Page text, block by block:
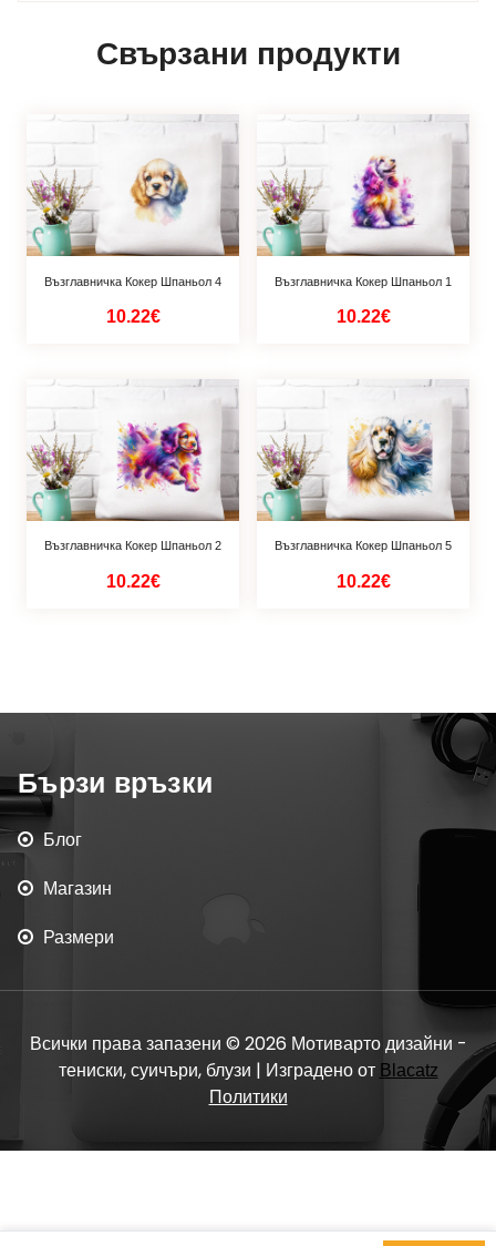
Свързани продукти
Възглавничка Кокер Шпаньол 4
10.22€
Възглавничка Кокер Шпаньол 1
10.22€
Възглавничка Кокер Шпаньол 2
10.22€
Възглавничка Кокер Шпаньол 5
10.22€
Бързи връзки
Блог
Магазин
Размери
Всички права запазени © 2026 Мотиварто дизайни -
тениски, суичъри, блузи | Изградено от Blacatz
Политики